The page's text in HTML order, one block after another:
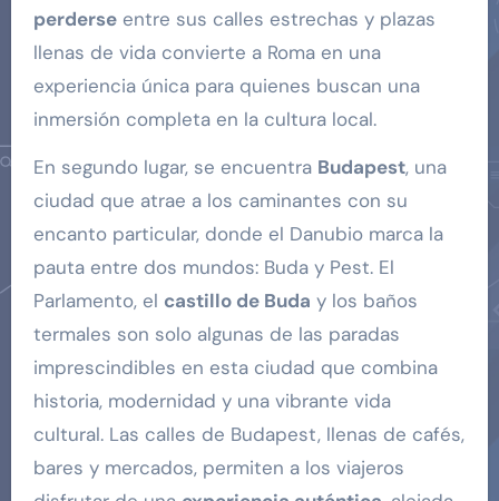
perderseentre sus calles estrechas y plazas
llenas de vida convierte a Roma en una
experiencia única para quienes buscan una
inmersión completa en la cultura local.
En segundo lugar, se encuentra Budapest, una
ciudad que atrae a los caminantes con su
encanto particular, donde el Danubio marca la
pauta entre dos mundos: Buda y Pest. El
Parlamento, el castillo de Buda y los baños
termales son solo algunas de las paradas
imprescindibles en esta ciudad que combina
historia, modernidad y una vibrante vida
cultural. Las calles de Budapest, llenas de cafés,
bares y mercados, permiten a los viajeros